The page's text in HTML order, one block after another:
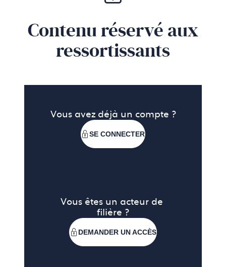
Contenu réservé aux
ressortissants
Vous avez déjà un compte ?
SE CONNECTER
Vous êtes un acteur de
filière ?
DEMANDER UN ACCÈS